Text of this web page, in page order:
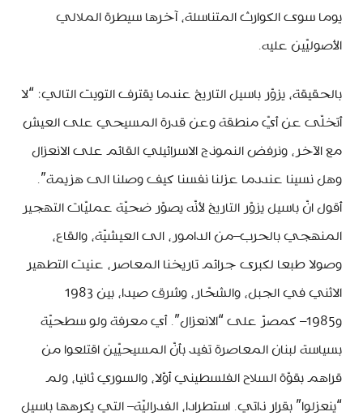
يوما سوى الكوارث المتناسلة، آخرها سيطرة الملالي
الأصوليّين عليه.
بالحقيقة، يزوّر باسيل التاريخ عندما يقترف التويت التالي: “لا
أتخلّى عن أيّ منطقة وعن قدرة المسيحي على العيش
مع الآخر، ونرفض النموذج الاسرائيلي القائم على الانعزال
وهل نسينا عنددما عزلنا نفسنا كيف وصلنا الى هزيمة”.
أقول انّ باسيل يزوّر التاريخ لأنّه يصوّر ضحيّة عمليّات التهجير
المنهجي بالحرب–من الدامور، الى العيشيّة، والقاع،
وصولا طبعا لكبرى جرائم تاريخنا المعاصر، عنيت التطهير
الاثني في الجبل، والشحّار، وشرق صيدا، بين 1983
و1985– كمصرّ على “الانعزال”. أي معرفة ولو سطحيّة
بسياسة لبنان المعاصرة تفيد بأنّ المسيحيّين اقتلعوا من
قراهم بقوّة السلاح الفلسطيني أوّلا، والسوري ثانيا، ولم
“ينعزلوا” بقرار ذاتي. استطرادا، الفدراليّة– التي يكرهها باسيل